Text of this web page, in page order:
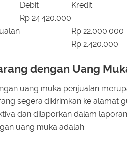
Debit
Kredit
Rp 24.420.000
Rp 22.000.000
Rp 2.420.000
dengan Uang
uang muka penjualan
segera dikirimkan ke alamat
dan dilaporkan dalam
uang muka adalah